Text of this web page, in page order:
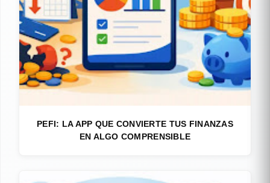
PEFI: LA APP QUE CONVIERTE TUS FINANZAS
EN ALGO COMPRENSIBLE